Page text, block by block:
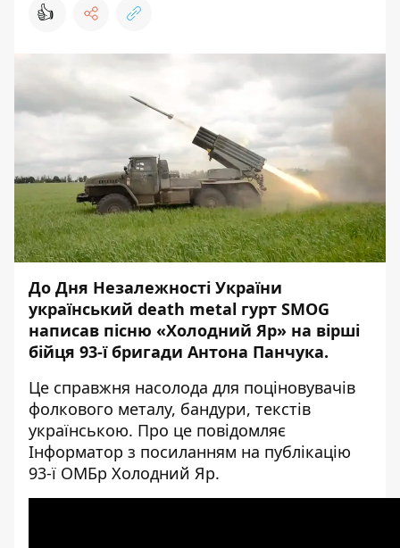
👍
До Дня Незалежності України
український death metal гурт SMOG
написав пісню «Холодний Яр» на вірші
бійця 93-ї бригади Антона Панчука.
Це справжня насолода для поціновувачів
фолкового металу, бандури, текстів
українською. Про це повідомляє
Інформатор з посиланням на публікацію
93-ї ОМБр Холодний Яр.